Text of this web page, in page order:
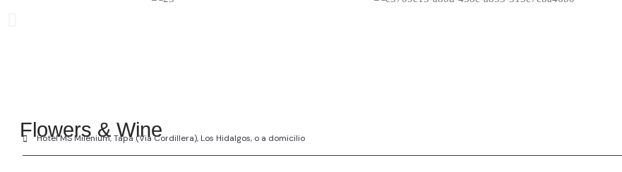
Flowers & Wine
Hotel MS Milenium, Tapa (Via Cordillera), Los Hidalgos, o a domicilio